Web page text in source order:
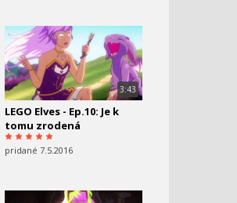
3:43
LEGO Elves - Ep.10: Je k
tomu zrodená
pridané 7.5.2016